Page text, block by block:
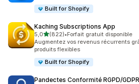
Built for Shopify
Kaching Subscriptions App
5,0étoile(s) sur 5
(822)
822 avis au total
•Forfait gratuit disponible
Augmentez vos revenus récurrents
produits flexibles
Built for Shopify
Pandectes Conformité RGPD/GDPR